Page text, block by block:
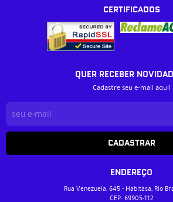
CERTIFICADOS
QUER RECEBER
Cadastre seu e-mail aqui!
CADASTRAR
ENDEREÇO
Rua Venezuela, 645- Habitasa, Rio
CEP: 69905-112